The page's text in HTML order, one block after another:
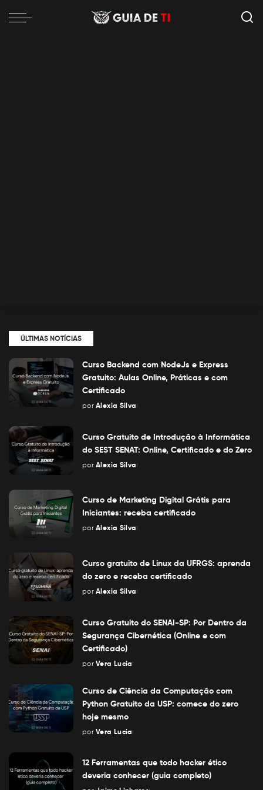
ÚLTIMAS NOTÍCIAS
Curso Backend com NodeJs e Express
Gratuito: Aulas Online, Práticas e com
Certificado
Posted
por Alexia Silva
Curso Gratuito de Introdução à Informática
do SEST SENAT: Online, Certificado e do Zero
Posted
por Alexia Silva
Curso de Marketing Digital Grátis para
Iniciantes: receba certificado
Posted
por Alexia Silva
Curso gratuito de Linux da UFRGS: aprenda
do zero e receba certificado
Posted
por Alexia Silva
Curso Gratuito do SENAI-SP: Por Dentro da
Segurança Cibernética (Online e com
Certificado)
Posted
por Vera Lucia
Curso de Ciência da Computação com
Python Gratuito da USP: comece do zero
hoje mesmo
Posted
por Vera Lucia
12 Ferramentas que todo hacker ético
deveria conhecer (guia completo)